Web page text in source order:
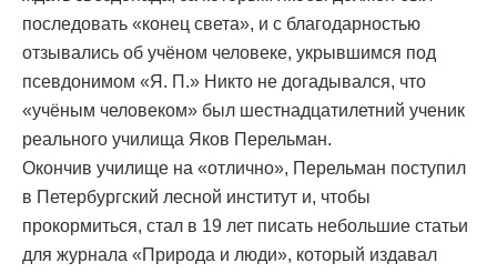
последовать «конец света», и с благодарностью
отзывались об учёном человеке, укрывшимся под
псевдонимом «Я. П.» Никто не догадывался, что
«учёным человеком» был шестнадцатилетний ученик
реального училища Яков Перельман.
Окончив училище на «отлично», Перельман поступил
в Петербургский лесной институт и, чтобы
прокормиться, стал в 19 лет писать небольшие статьи
для журнала «Природа и люди», который издавал